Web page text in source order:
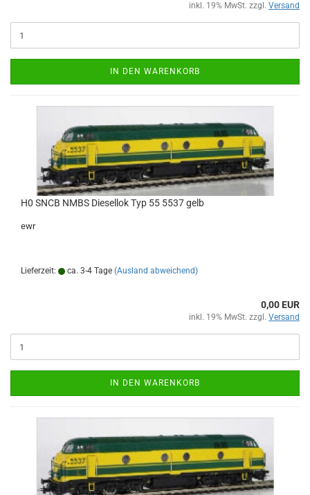
inkl. 19% MwSt. zzgl. Versand
IN DEN WARENKORB
H0 SNCB NMBS Diesellok Typ 55 5537 gelb
ewr
Lieferzeit: ca. 3-4 Tage (Ausland abweichend)
0,00 EUR
inkl. 19% MwSt. zzgl. Versand
IN DEN WARENKORB